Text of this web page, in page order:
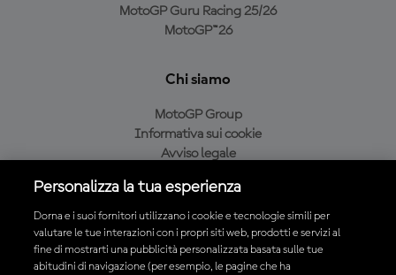
MotoGP Guru Racing 25/26
MotoGP™26
Chi siamo
MotoGP Group
Informativa sui cookie
Avviso legale
Condizioni di acquisto
Scarica l'app ufficiale MotoGP™
Personalizza la tua esperienza
Dorna e i suoi fornitori utilizzano i cookie e tecnologie simili per
valutare le tue interazioni con i propri siti web, prodotti e servizi al
fine di mostrarti una pubblicità personalizzata basata sulle tue
abitudini di navigazione (per esempio, le pagine che ha